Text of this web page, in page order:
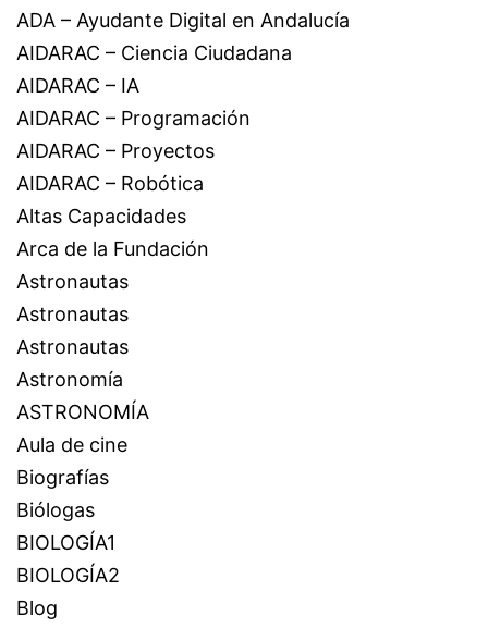
ADA – Ayudante Digital en Andalucía
AIDARAC – Ciencia Ciudadana
AIDARAC – IA
AIDARAC – Programación
AIDARAC – Proyectos
AIDARAC – Robótica
Altas Capacidades
Arca de la Fundación
Astronautas
Astronautas
Astronautas
Astronomía
ASTRONOMÍA
Aula de cine
Biografías
Biólogas
BIOLOGÍA1
BIOLOGÍA2
Blog